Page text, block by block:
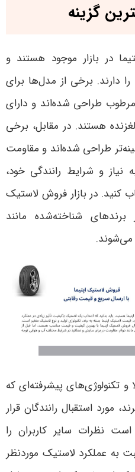
گزینه
در بازار موجود هستند و
دارند. برخی از مدل‌ها برای
طراحی شده‌اند و دارای
هستند. در مقابل، برخی
طراحی شده‌اند و مقاومت
و شرایط رانندگی خود،
کنید. در بازار فروش لاستیک
شناخته‌شده مانند
می‌شوند.
و تکنولوژی‌های پیشرفته‌ای که
مورد استقبال رانندگان قرار
است نظرات سایر کاربران را
به عملکرد لاستیک موردنظر